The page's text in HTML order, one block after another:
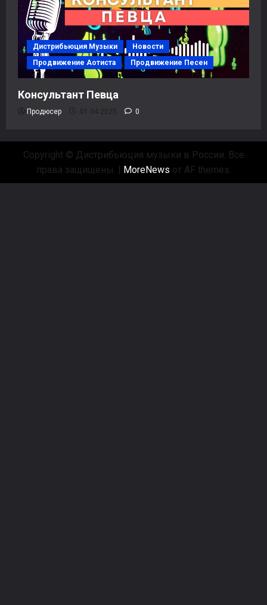
Дистрибьюция Музыки
Новости
Продвижение Аотиста
Продвижение Песен
Консультант Певца
Продюсер 01.04.2025 0
Copyright © Дистрибьюция музыки в России. Все
права защищены.
MoreNews от AF themes.